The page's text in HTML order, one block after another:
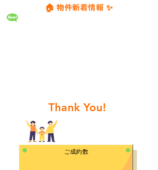
​🏠 物件新着情報 ✨
Thank You!
​ご成約数